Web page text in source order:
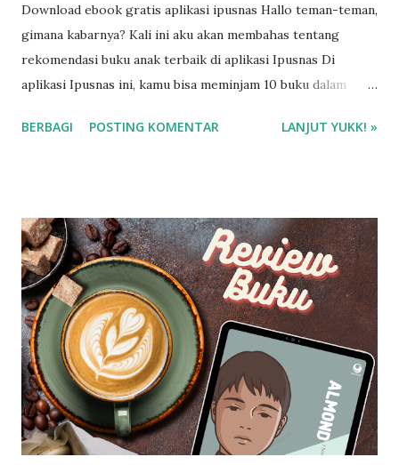
Download ebook gratis aplikasi ipusnas Hallo teman-teman,
gimana kabarnya? Kali ini aku akan membahas tentang
rekomendasi buku anak terbaik di aplikasi Ipusnas Di
aplikasi Ipusnas ini, kamu bisa meminjam 10 buku dalam
Ipusnas ini gratis ya, gais~ Kalau kamu mau pinjam ebook,
Oiya, buku anak terbaik apa aja yang aku bahas nanti? Simak
ya! ❤️❤️❤️
BERBAGI POSTING KOMENTAR LANJUT YUKK! »